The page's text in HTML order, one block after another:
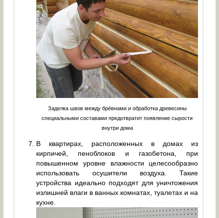
Заделка швов между брёвнами и обработка древесины
специальными составами предотвратит появление сырости
внутри дома
В квартирах, расположенных в домах из
кирпичей, пеноблоков и газобетона, при
повышенном уровне влажности целесообразно
использовать осушители воздуха. Такие
устройства идеально подходят для уничтожения
излишней влаги в ванных комнатах, туалетах и на
кухне.